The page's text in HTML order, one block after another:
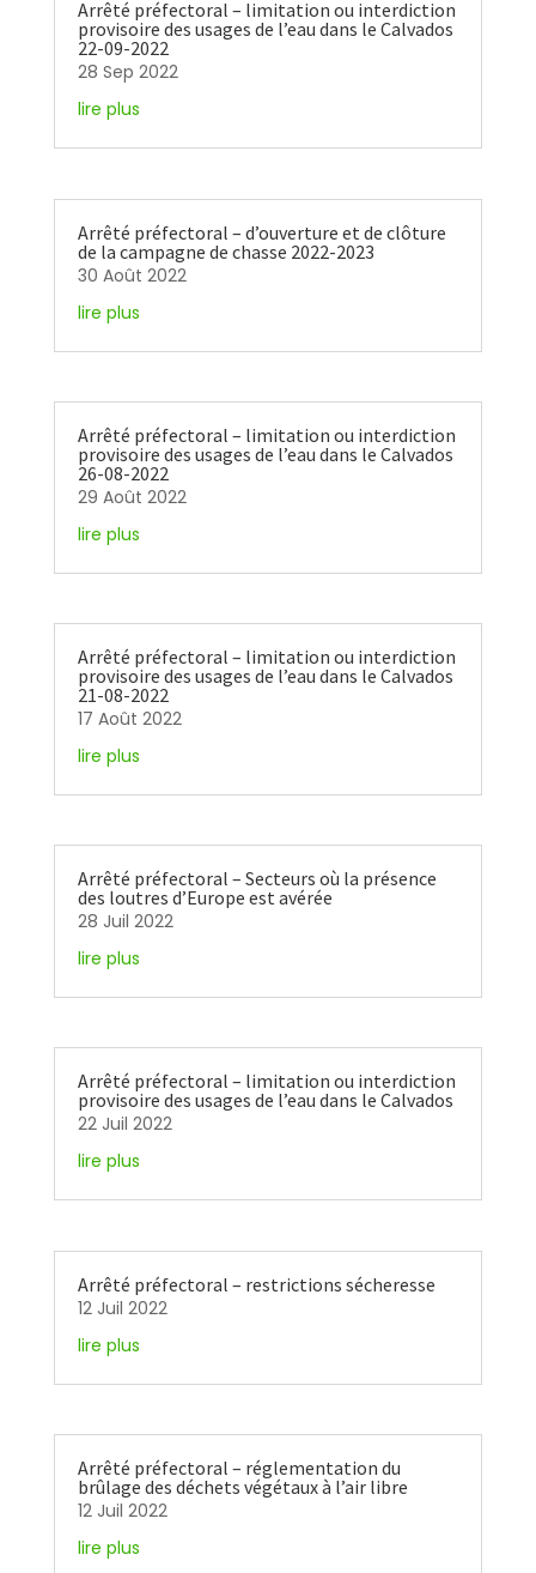
Arrêté préfectoral – limitation ou interdiction
provisoire des usages de l’eau dans le Calvados
22-09-2022
28 Sep 2022
lire plus
Arrêté préfectoral – d’ouverture et de clôture
de la campagne de chasse 2022-2023
30 Août 2022
lire plus
Arrêté préfectoral – limitation ou interdiction
provisoire des usages de l’eau dans le Calvados
26-08-2022
29 Août 2022
lire plus
Arrêté préfectoral – limitation ou interdiction
provisoire des usages de l’eau dans le Calvados
21-08-2022
17 Août 2022
lire plus
Arrêté préfectoral – Secteurs où la présence
des loutres d’Europe est avérée
28 Juil 2022
lire plus
Arrêté préfectoral – limitation ou interdiction
provisoire des usages de l’eau dans le Calvados
22 Juil 2022
lire plus
Arrêté préfectoral – restrictions sécheresse
12 Juil 2022
lire plus
Arrêté préfectoral – réglementation du
brûlage des déchets végétaux à l’air libre
12 Juil 2022
lire plus